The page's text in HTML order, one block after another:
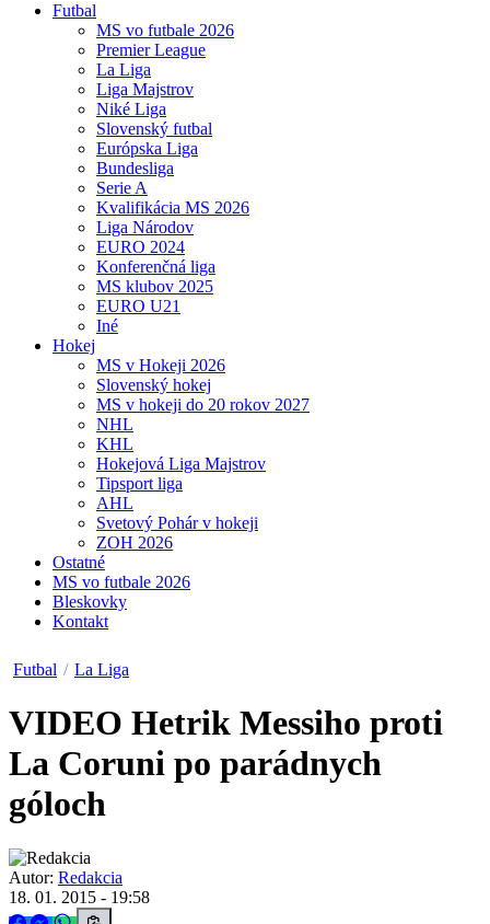
Futbal
MS vo futbale 2026
Premier League
La Liga
Liga Majstrov
Niké Liga
Slovenský futbal
Európska Liga
Bundesliga
Serie A
Kvalifikácia MS 2026
Liga Národov
EURO 2024
Konferenčná liga
MS klubov 2025
EURO U21
Iné
Hokej
MS v Hokeji 2026
Slovenský hokej
MS v hokeji do 20 rokov 2027
NHL
KHL
Hokejová Liga Majstrov
Tipsport liga
AHL
Svetový Pohár v hokeji
ZOH 2026
Ostatné
MS vo futbale 2026
Bleskovky
Kontakt
Futbal / La Liga
VIDEO Hetrik Messiho proti
La Coruni po parádnych
góloch
Autor: Redakcia
18. 01. 2015 - 19:58